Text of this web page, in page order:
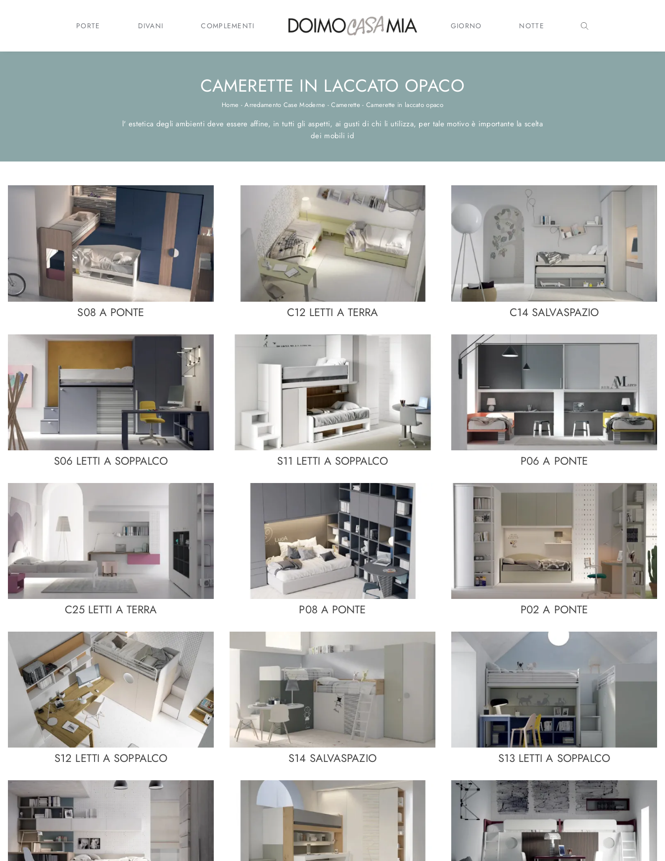
PORTE DIVANI COMPLEMENTI GIORNO NOTTE
CAMERETTE IN LACCATO OPACO
Home -Arredamento Case Moderne -Camerette - Camerette in laccato opaco
l' estetica degli ambienti deve essere affine, in tutti gli aspetti, ai gusti di chi li utilizza, per tale motivo è importante la scelta
dei mobili id
S08 A PONTE C12 LETTI A TERRA C14 SALVASPAZIO
S06 LETTI A SOPPALCO S11 LETTI A SOPPALCO P06 A PONTE
C25 LETTI A TERRA P08 A PONTE P02 A PONTE
S12 LETTI A SOPPALCO S14 SALVASPAZIO S13 LETTI A SOPPALCO